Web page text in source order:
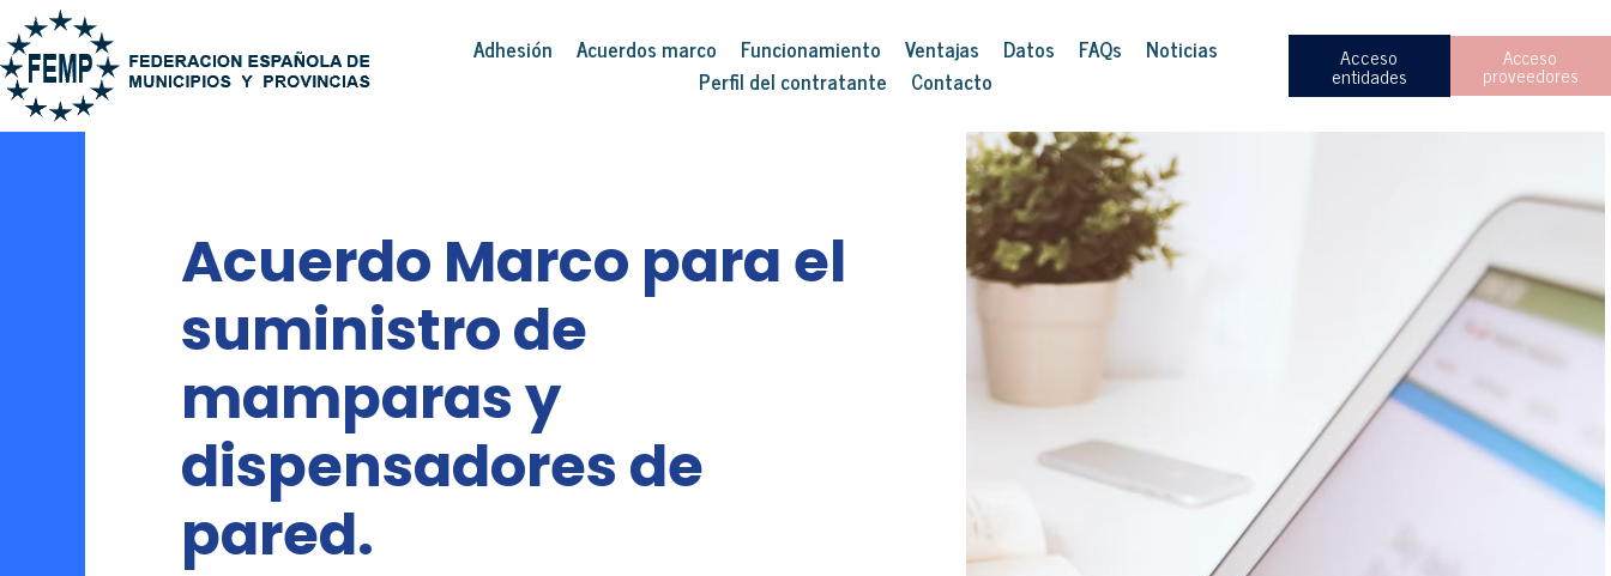
Adhesión Acuerdos marco Funcionamiento Ventajas Datos FAQs
Noticias
Perfil del contratante
Contacto
Acceso
entidades
Acceso
proveedores
Acuerdo Marco para el
suministro de
mamparas y
dispensadores de
pared.